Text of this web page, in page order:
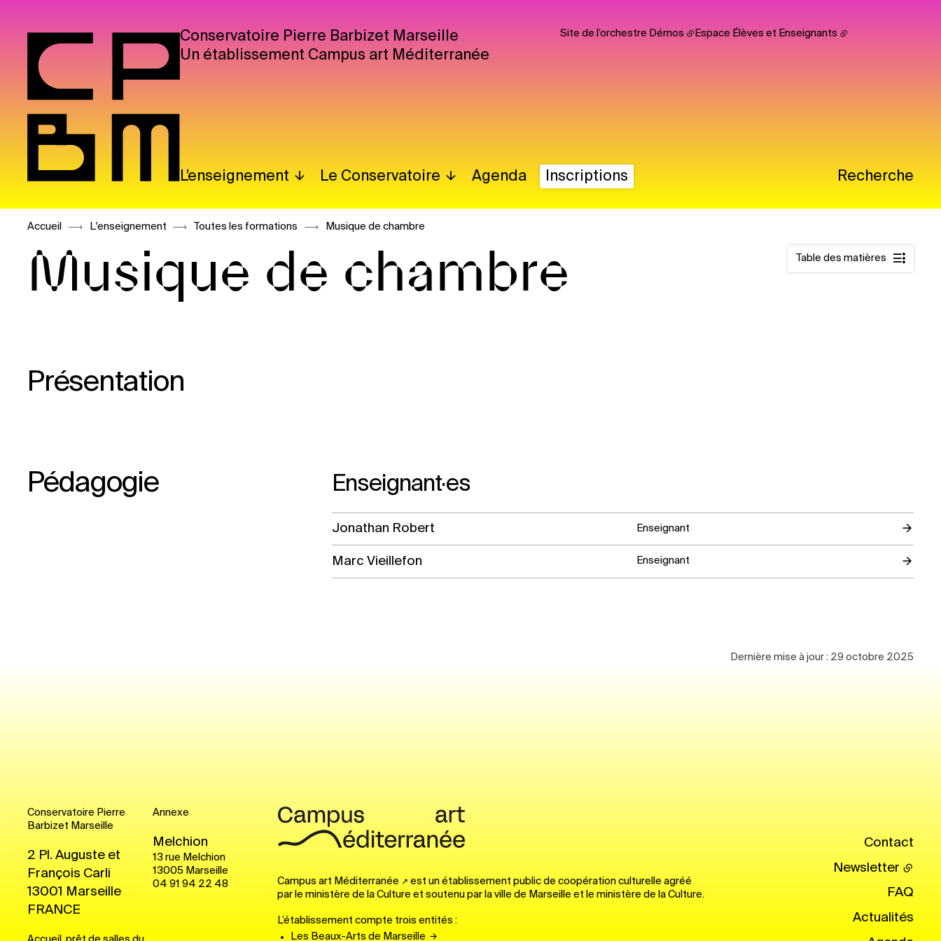
Conservatoire Pierre Barbizet Marseille
Un établissement Campus art Méditerranée
Site de l’orchestre Démos Espace Élèves et Enseignants
L’enseignement Le Conservatoire Agenda Inscriptions Recherche
Accueil L'enseignement Toutes les formations Musique de chambre
Musique de chambre Table des matières
Présentation
Pédagogie Enseignant·es
Jonathan Robert Enseignant
Marc Vieillefon Enseignant
Dernière mise à jour : 29 octobre 2025
Conservatoire Pierre
Barbizet Marseille
2 Pl. Auguste et
François Carli
13001
Marseille
FRANCE
Annexe
Melchion
13 rue Melchion
13005 Marseille
04 91 94 22 48
Campus art Méditerranée
est un établissement public de coopération culturelle agréé
par le ministère de la Culture et soutenu par la ville de Marseille et le ministère de la Culture.
L’établissement compte trois entités :
Les Beaux-Arts de Marseille
Contact
Newsletter
FAQ
Actualités